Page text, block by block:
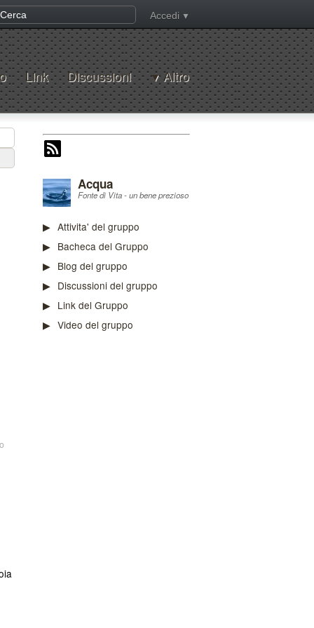
Accedi
Link Discussioni Altro
Acqua
Fonte di Vita - un bene prezioso
Attivita' del gruppo
Bacheca del Gruppo
Blog del gruppo
Discussioni del gruppo
Link del Gruppo
Video del gruppo